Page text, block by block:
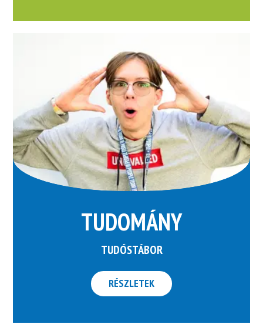
TUDOMÁNY
TUDÓSTÁBOR
RÉSZLETEK